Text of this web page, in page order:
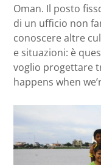
Oman. Il posto
di un ufficio non
conoscere altre
e situazioni: è
voglio progettare
happens when